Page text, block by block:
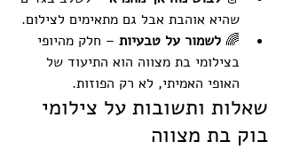
שהיא אוהבת אבל גם מתאימים לצילום.
🌈 לשמור על טבעיות – חלק מהיופי
בצילומי בת מצווה הוא התיעוד של
האופי האמיתי, לא רק הפוזות.
שאלות ותשובות על צילומי
בוק בת מצווה